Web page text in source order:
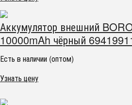
Аккумулятор внешний
10000mAh чёрный
Есть в наличии (оптом)
Узнать цену